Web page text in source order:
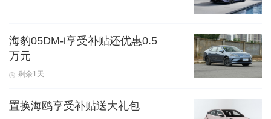
海豹05DM-i享受补贴还优惠0.5
万元
剩余1天
置换海鸥享受补贴送大礼包